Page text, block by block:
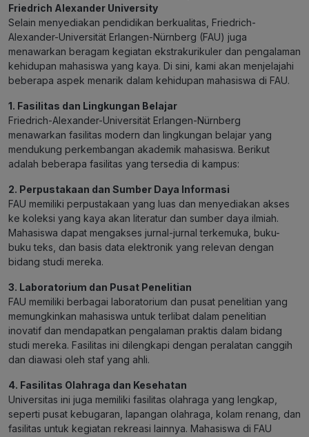
Friedrich Alexander University
Selain menyediakan pendidikan berkualitas, Friedrich-
Alexander-Universität Erlangen-Nürnberg (FAU) juga
menawarkan beragam kegiatan ekstrakurikuler dan pengalaman
kehidupan mahasiswa yang kaya. Di sini, kami akan menjelajahi
beberapa aspek menarik dalam kehidupan mahasiswa di FAU.
1. Fasilitas dan Lingkungan Belajar
Friedrich-Alexander-Universität Erlangen-Nürnberg
menawarkan fasilitas modern dan lingkungan belajar yang
mendukung perkembangan akademik mahasiswa. Berikut
adalah beberapa fasilitas yang tersedia di kampus:
2. Perpustakaan dan Sumber Daya Informasi
FAU memiliki perpustakaan yang luas dan menyediakan akses
ke koleksi yang kaya akan literatur dan sumber daya ilmiah.
Mahasiswa dapat mengakses jurnal-jurnal terkemuka, buku-
buku teks, dan basis data elektronik yang relevan dengan
bidang studi mereka.
3. Laboratorium dan Pusat Penelitian
FAU memiliki berbagai laboratorium dan pusat penelitian yang
memungkinkan mahasiswa untuk terlibat dalam penelitian
inovatif dan mendapatkan pengalaman praktis dalam bidang
studi mereka. Fasilitas ini dilengkapi dengan peralatan canggih
dan diawasi oleh staf yang ahli.
4. Fasilitas Olahraga dan Kesehatan
Universitas ini juga memiliki fasilitas olahraga yang lengkap,
seperti pusat kebugaran, lapangan olahraga, kolam renang, dan
fasilitas untuk kegiatan rekreasi lainnya. Mahasiswa di FAU